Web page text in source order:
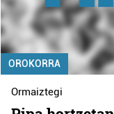
OROKORRA
Ormaiztegi